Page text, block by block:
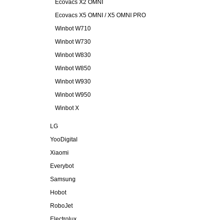
Ecovacs X2 OMNI
Ecovacs X5 OMNI / X5 OMNI PRO
Winbot W710
Winbot W730
Winbot W830
Winbot W850
Winbot W930
Winbot W950
Winbot X
LG
YooDigital
Xiaomi
Everybot
Samsung
Hobot
RoboJet